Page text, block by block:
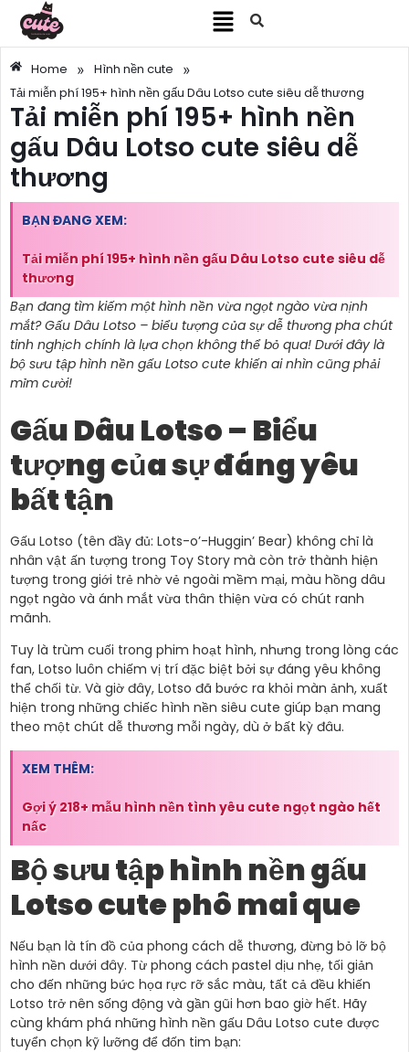
Home » Hình nền cute »
Tải miễn phí 195+ hình nền gấu Dâu Lotso cute siêu dễ thương
Tải miễn phí 195+ hình nền
gấu Dâu Lotso cute siêu dễ
thương
BẠN ĐANG XEM:
Tải miễn phí 195+ hình nền gấu Dâu Lotso cute siêu dễ
thương
Bạn đang tìm kiếm một hình nền vừa ngọt ngào vừa nịnh
mắt? Gấu Dâu Lotso – biểu tượng của sự dễ thương pha chút
tinh nghịch chính là lựa chọn không thể bỏ qua! Dưới đây là
bộ sưu tập hình nền gấu Lotso cute khiến ai nhìn cũng phải
mỉm cười!
Gấu Dâu Lotso – Biểu
tượng của sự đáng yêu
bất tận
Gấu Lotso (tên đầy đủ: Lots-o’-Huggin’ Bear) không chỉ là
nhân vật ấn tượng trong Toy Story mà còn trở thành hiện
tượng trong giới trẻ nhờ vẻ ngoài mềm mại, màu hồng dâu
ngọt ngào và ánh mắt vừa thân thiện vừa có chút ranh
mãnh.
Tuy là trùm cuối trong phim hoạt hình, nhưng trong lòng các
fan, Lotso luôn chiếm vị trí đặc biệt bởi sự đáng yêu không
thể chối từ. Và giờ đây, Lotso đã bước ra khỏi màn ảnh, xuất
hiện trong những chiếc hình nền siêu cute giúp bạn mang
theo một chút dễ thương mỗi ngày, dù ở bất kỳ đâu.
XEM THÊM:
Gợi ý 218+ mẫu hình nền tình yêu cute ngọt ngào hết
nấc
Bộ sưu tập hình nền gấu
Lotso cute phô mai que
Nếu bạn là tín đồ của phong cách dễ thương, đừng bỏ lỡ bộ
hình nền dưới đây. Từ phong cách pastel dịu nhẹ, tối giản
cho đến những bức họa rực rỡ sắc màu, tất cả đều khiến
Lotso trở nên sống động và gần gũi hơn bao giờ hết. Hãy
cùng khám phá những hình nền gấu Dâu Lotso cute được
tuyển chọn kỹ lưỡng để đốn tim bạn: